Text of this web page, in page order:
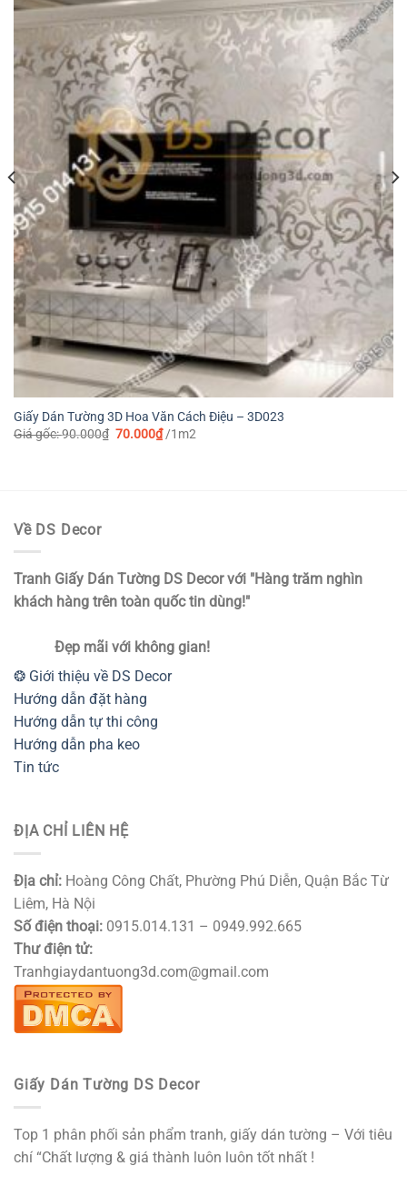
Giấy Dán Tường 3D Hoa Văn Cách Điệu – 3D023
Giá gốc:90.000₫ Giá
70.000₫Giá
hiện
/1m2
Về DS Decor
Tranh Giấy Dán Tường DS Decor với "Hàng trăm nghìn
khách hàng trên toàn quốc tin dùng!"
Đẹp mãi với không gian!
❂ Giới thiệu về DS Decor
Hướng dẫn đặt hàng
Hướng dẫn tự thi công
Hướng dẫn pha keo
Tin tức
ĐỊA CHỈ LIÊN HỆ
Địa chỉ: Hoàng Công Chất, Phường Phú Diễn, Quận Bắc Từ
Liêm, Hà Nội
Số điện thoại: 0915.014.131 – 0949.992.665
Thư điện tử:
Tranhgiaydantuong3d.com@gmail.com
Giấy Dán Tường DS Decor
Top 1 phân phối sản phẩm tranh, giấy dán tường – Với tiêu
chí “Chất lượng & giá thành luôn luôn tốt nhất !